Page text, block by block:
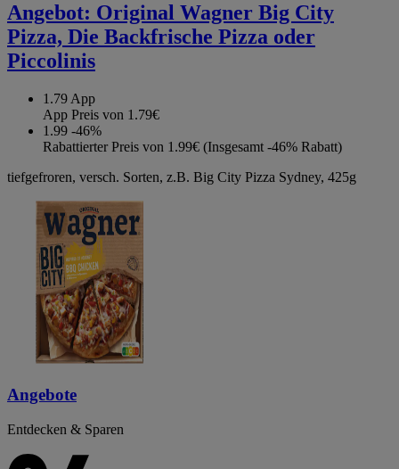
Angebot: Original Wagner Big City
Pizza, Die Backfrische Pizza oder
Piccolinis
1.79 App
App Preis von 1.79€
1.99 -46%
Rabattierter Preis von 1.99€ (Insgesamt -46% Rabatt)
tiefgefroren, versch. Sorten, z.B. Big City Pizza Sydney, 425g
Angebote
Entdecken & Sparen